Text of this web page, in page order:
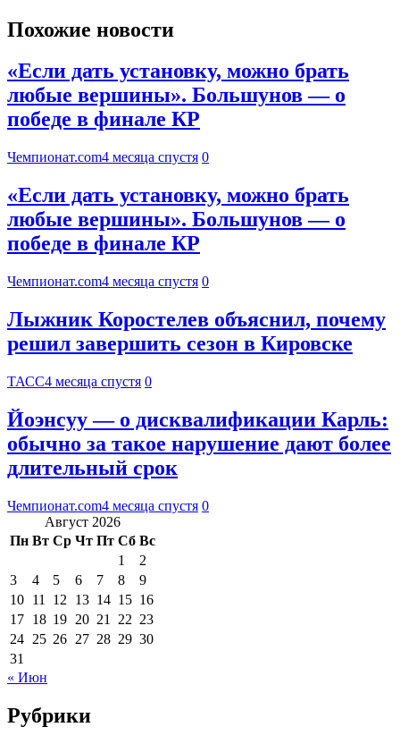
Похожие новости
«Если дать установку, можно брать
любые вершины». Большунов — о
победе в финале КР
Чемпионат.com4 месяца спустя 0
«Если дать установку, можно брать
любые вершины». Большунов — о
победе в финале КР
Чемпионат.com4 месяца спустя 0
Лыжник Коростелев объяснил, почему
решил завершить сезон в Кировске
ТАСС4 месяца спустя 0
Йоэнсуу — о дисквалификации Карль:
обычно за такое нарушение дают более
длительный срок
Чемпионат.com4 месяца спустя 0
Август 2026
Пн Вт Ср Чт Пт Сб Вс
1
2
3
4 5 6 7 8
9
10 11 12 13 14 15 16
17 18 19 20 21 22 23
24 25 26 27 28 29 30
31
« Июн
Рубрики